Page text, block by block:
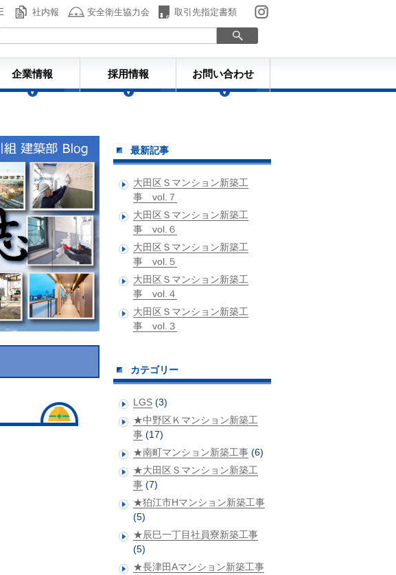
社内報 安全衛生協力会 取引先指定書類
企業情報 採用情報 お問い合わせ
ものづくり日誌
最新記事
大田区Ｓマンション新築工
事 vol.７
大田区Ｓマンション新築工
事 vol.６
大田区Ｓマンション新築工
事 vol.５
大田区Ｓマンション新築工
事 vol.４
大田区Ｓマンション新築工
事 vol.３
カテゴリー
LGS (3)
★中野区Ｋマンション新築工
事 (17)
★南町マンション新築工事 (6)
★大田区Ｓマンション新築工
事 (7)
★狛江市Hマンション新築工事
(5)
★辰巳一丁目社員寮新築工事
(5)
★長津田Aマンション新築工事